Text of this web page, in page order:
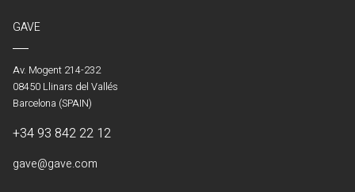
GAVE
Av. Mogent 214-232
08450 Llinars del Vallés
Barcelona (SPAIN)
+34 93 842 22 12
gave@gave.com